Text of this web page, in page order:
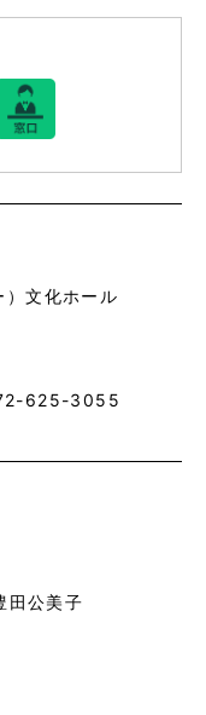
）文化ホール
625-3055
田公美子